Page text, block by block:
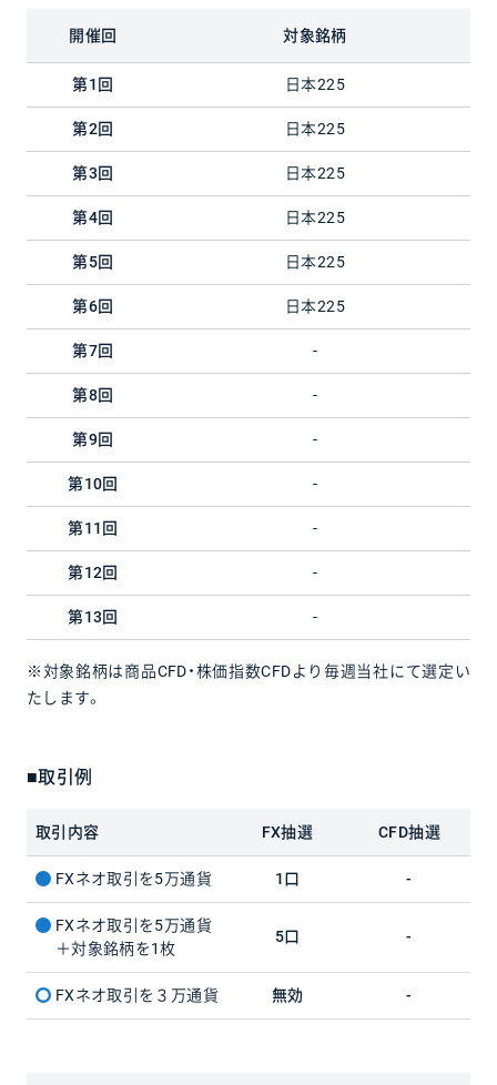
開催回 対象銘柄
第1回 日本225
第2回 日本225
第3回 日本225
第4回 日本225
第5回 日本225
第6回 日本225
第7回 -
第8回 -
第9回 -
第10回 -
第11回 -
第12回 -
第13回 -
※対象銘柄は商品CFD・株価指数CFDより毎週当社にて選定い
たします。
■取引例
取引内容 FX抽選 CFD抽選
FXネオ取引を5万通貨 1口 -
FXネオ取引を5万通貨
＋対象銘柄を1枚
5口 -
FXネオ取引を３万通貨 無効 -